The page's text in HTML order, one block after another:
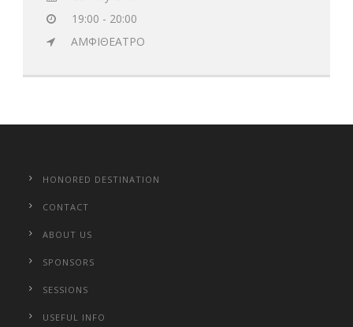
19:00 - 20:00
ΑΜΦΙΘΕΑΤΡΟ
HONORED DESTINATION
CONTACT
ABOUT US
SPONSORS
SESSIONS
USEFUL INFO